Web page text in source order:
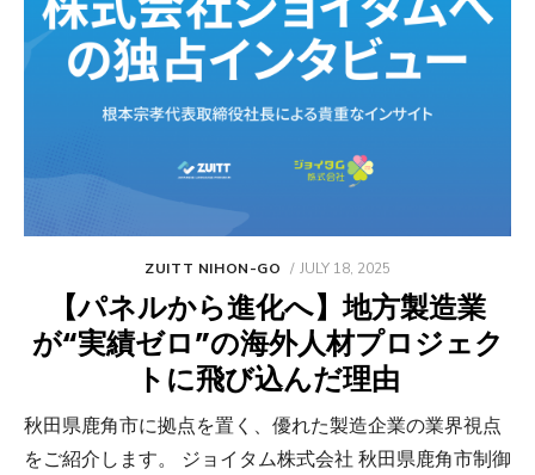
ZUITT NIHON-GO
POSTED
JULY 18, 2025
【パネルから進化へ】地方製造業
が“実績ゼロ”の海外人材プロジェク
トに飛び込んだ理由
秋田県鹿角市に拠点を置く、優れた製造企業の業界視点
をご紹介します。 ジョイタム株式会社 秋田県鹿角市制御